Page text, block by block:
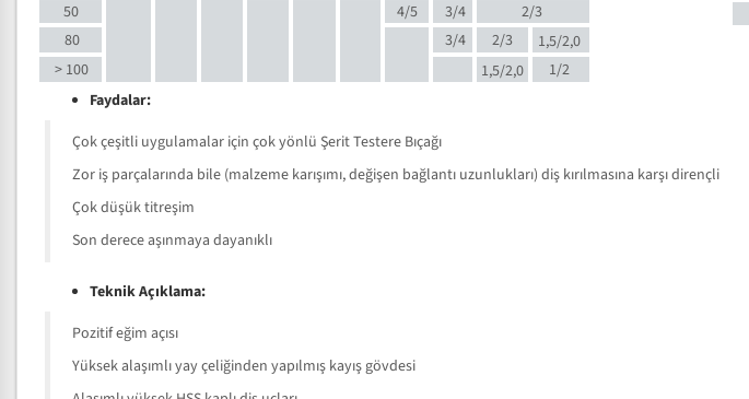
50
4/5 3/4
2/3
80
3/4 2/3
1,5/2,0
> 100
1,5/2,0 1/2
Faydalar:
Çok çeşitli uygulamalar için çok yönlü Şerit Testere Bıçağı
Zor iş parçalarında bile (malzeme karışımı, değişen bağlantı uzunlukları) diş kırılmasına karşı dirençli
Çok düşük titreşim
Son derece aşınmaya dayanıklı
Teknik Açıklama:
Pozitif eğim açısı
Yüksek alaşımlı yay çeliğinden yapılmış kayış gövdesi